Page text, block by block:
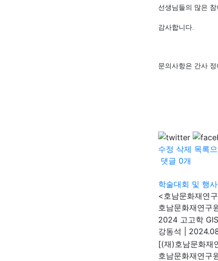
선생님들의 많은
감사합니다.
문의사항은 간사 정
수정 삭제 목록
댓글 0개
학술대회 및 행사
<호남문화재연
호남문화재연구
2024 고고학
강동석
[(재)호남문화재
호남문화재연구